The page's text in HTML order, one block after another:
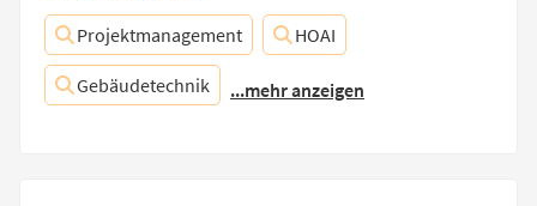
Projektmanagement HOAI
Gebäudetechnik ...mehr anzeigen